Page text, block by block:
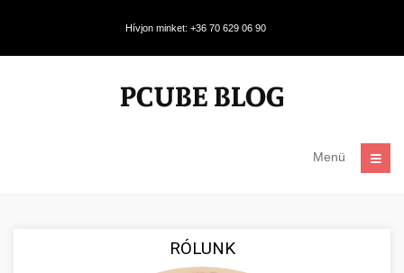
Hívjon minket: +36 70 629 06 90
Menü
RÓLUNK